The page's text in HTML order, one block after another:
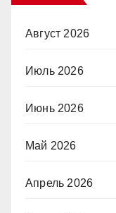
Август 2026
Июль 2026
Июнь 2026
Май 2026
Апрель 2026